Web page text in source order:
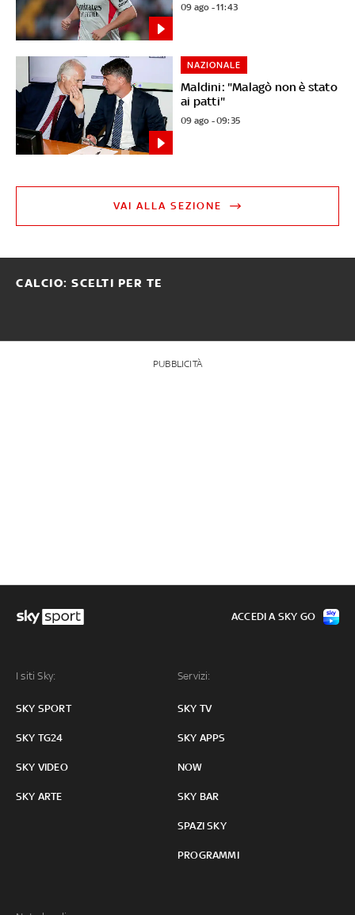
09 ago - 11:43
Maldini: "Malagò non è stato
ai patti"
NAZIONALE
09 ago - 09:35
VAI ALLA SEZIONE
CALCIO: SCELTI PER TE
PUBBLICITÀ
I siti Sky:
SKY SPORT
SKY TG24
SKY VIDEO
SKY ARTE
Servizi:
SKY TV
SKY APPS
NOW
SKY BAR
SPAZI SKY
PROGRAMMI
ACCEDI A SKY GO